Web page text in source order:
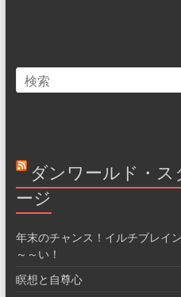
ダンワールド・
ージ
年末のチャンス！イルチブレイ
～～い！
瞑想と自尊心